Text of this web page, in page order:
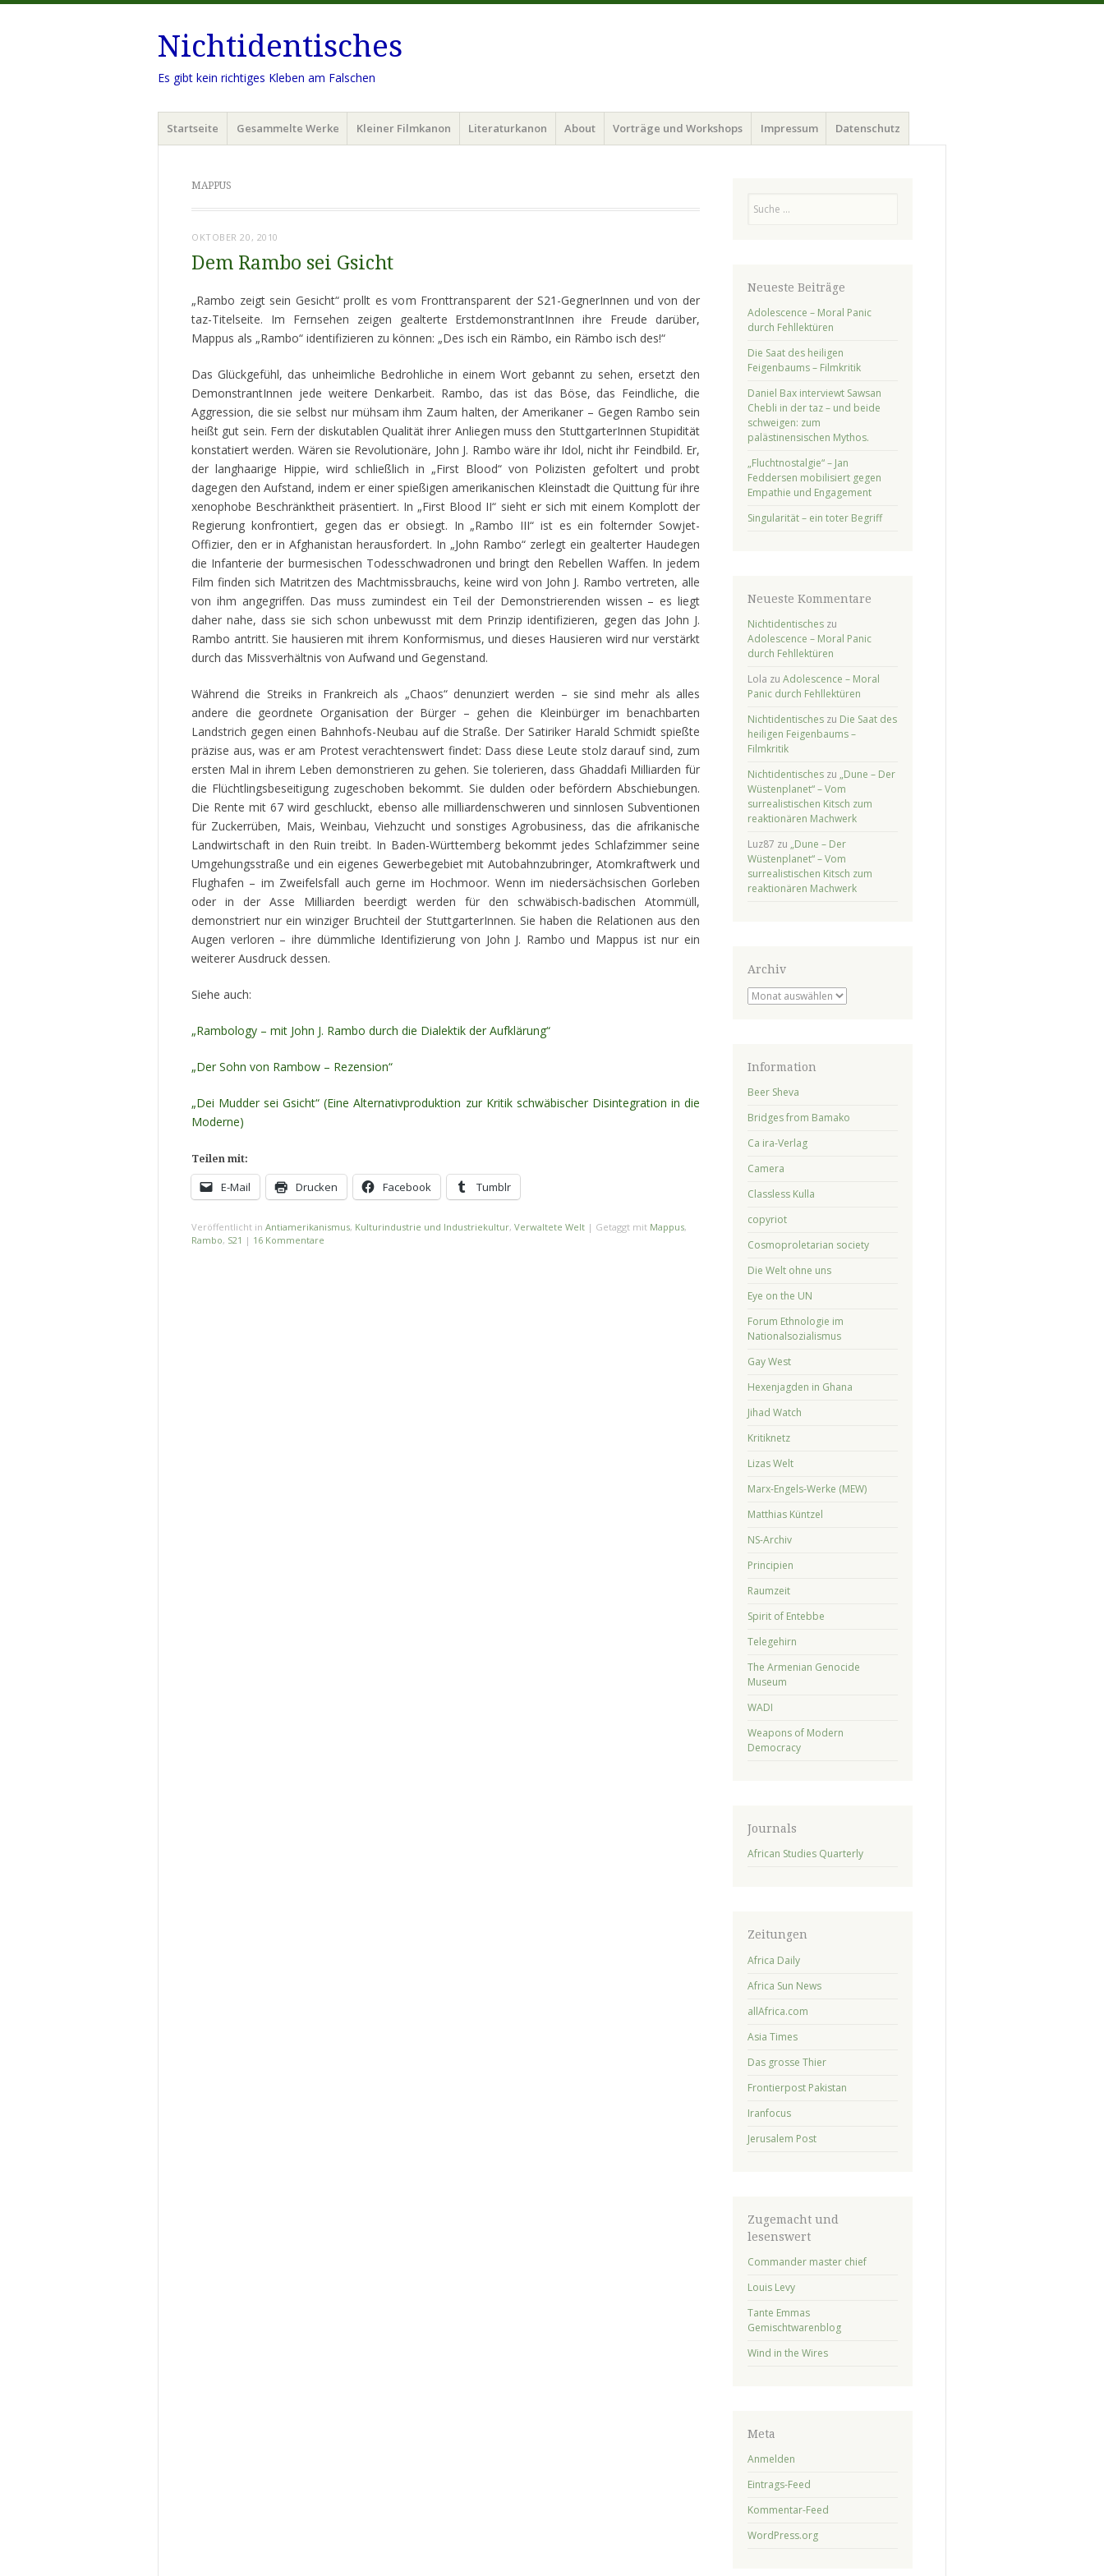
Nichtidentisches
Es gibt kein richtiges Kleben am Falschen
Menü
Zum
Inhalt
Startseite Gesammelte Werke Kleiner Filmkanon Literaturkanon About Vorträge und Workshops Impressum Datenschutz
MAPPUS
OKTOBER 20, 2010
Dem Rambo sei Gsicht
„Rambo zeigt sein Gesicht“ prollt es vom Fronttransparent der S21-GegnerInnen und von der
taz-Titelseite. Im Fernsehen zeigen gealterte ErstdemonstrantInnen ihre Freude darüber,
Mappus als „Rambo“ identifizieren zu können: „Des isch ein Rämbo, ein Rämbo isch des!“
Das Glückgefühl, das unheimliche Bedrohliche in einem Wort gebannt zu sehen, ersetzt den
DemonstrantInnen jede weitere Denkarbeit. Rambo, das ist das Böse, das Feindliche, die
Aggression, die sie selbst nur mühsam ihm Zaum halten, der Amerikaner – Gegen Rambo sein
heißt gut sein. Fern der diskutablen Qualität ihrer Anliegen muss den StuttgarterInnen Stupidität
konstatiert werden. Wären sie Revolutionäre, John J. Rambo wäre ihr Idol, nicht ihr Feindbild. Er,
der langhaarige Hippie, wird schließlich in „First Blood“ von Polizisten gefoltert und probt
dagegen den Aufstand, indem er einer spießigen amerikanischen Kleinstadt die Quittung für ihre
xenophobe Beschränktheit präsentiert. In „First Blood II“ sieht er sich mit einem Komplott der
Regierung konfrontiert, gegen das er obsiegt. In „Rambo III“ ist es ein folternder Sowjet-
Offizier, den er in Afghanistan herausfordert. In „John Rambo“ zerlegt ein gealterter Haudegen
die Infanterie der burmesischen Todesschwadronen und bringt den Rebellen Waffen. In jedem
Film finden sich Matritzen des Machtmissbrauchs, keine wird von John J. Rambo vertreten, alle
von ihm angegriffen. Das muss zumindest ein Teil der Demonstrierenden wissen – es liegt
daher nahe, dass sie sich schon unbewusst mit dem Prinzip identifizieren, gegen das John J.
Rambo antritt. Sie hausieren mit ihrem Konformismus, und dieses Hausieren wird nur verstärkt
durch das Missverhältnis von Aufwand und Gegenstand.
Während die Streiks in Frankreich als „Chaos“ denunziert werden – sie sind mehr als alles
andere die geordnete Organisation der Bürger – gehen die Kleinbürger im benachbarten
Landstrich gegen einen Bahnhofs-Neubau auf die Straße. Der Satiriker Harald Schmidt spießte
präzise aus, was er am Protest verachtenswert findet: Dass diese Leute stolz darauf sind, zum
ersten Mal in ihrem Leben demonstrieren zu gehen. Sie tolerieren, dass Ghaddafi Milliarden für
die Flüchtlingsbeseitigung zugeschoben bekommt. Sie dulden oder befördern Abschiebungen.
Die Rente mit 67 wird geschluckt, ebenso alle milliardenschweren und sinnlosen Subventionen
für Zuckerrüben, Mais, Weinbau, Viehzucht und sonstiges Agrobusiness, das die afrikanische
Landwirtschaft in den Ruin treibt. In Baden-Württemberg bekommt jedes Schlafzimmer seine
Umgehungsstraße und ein eigenes Gewerbegebiet mit Autobahnzubringer, Atomkraftwerk und
Flughafen – im Zweifelsfall auch gerne im Hochmoor. Wenn im niedersächsischen Gorleben
oder in der Asse Milliarden beerdigt werden für den schwäbisch-badischen Atommüll,
demonstriert nur ein winziger Bruchteil der StuttgarterInnen. Sie haben die Relationen aus den
Augen verloren – ihre dümmliche Identifizierung von John J. Rambo und Mappus ist nur ein
weiterer Ausdruck dessen.
Siehe auch:
„Rambology – mit John J. Rambo durch die Dialektik der Aufklärung“
„Der Sohn von Rambow – Rezension“
„Dei Mudder sei Gsicht“ (Eine Alternativproduktion zur Kritik schwäbischer Disintegration in die
Moderne)
Teilen mit:
E-Mail Drucken Facebook Tumblr
Veröffentlicht in Antiamerikanismus, Kulturindustrie und Industriekultur, Verwaltete Welt | Getaggt mit Mappus,
Rambo, S21 | 16 Kommentare
Neueste Beiträge
Adolescence – Moral Panic
durch Fehllektüren
Die Saat des heiligen
Feigenbaums – Filmkritik
Daniel Bax interviewt Sawsan
Chebli in der taz – und beide
schweigen: zum
palästinensischen Mythos.
„Fluchtnostalgie“ – Jan
Feddersen mobilisiert gegen
Empathie und Engagement
Singularität – ein toter Begriff
Neueste Kommentare
Nichtidentischeszu
Adolescence – Moral Panic
durch Fehllektüren
Lola zu Adolescence – Moral
Panic durch Fehllektüren
Nichtidentischeszu Die Saat des
heiligen Feigenbaums –
Filmkritik
Nichtidentischeszu „Dune – Der
Wüstenplanet“ – Vom
surrealistischen Kitsch zum
reaktionären Machwerk
Luz87 zu „Dune – Der
Wüstenplanet“ – Vom
surrealistischen Kitsch zum
reaktionären Machwerk
Archiv
Archiv
Information
Beer Sheva
Bridges from Bamako
Ca ira-Verlag
Camera
Classless Kulla
copyriot
Cosmoproletarian society
Die Welt ohne uns
Eye on the UN
Forum Ethnologie im
Nationalsozialismus
Gay West
Hexenjagden in Ghana
Jihad Watch
Kritiknetz
Lizas Welt
Marx-Engels-Werke (MEW)
Matthias Küntzel
NS-Archiv
Principien
Raumzeit
Spirit of Entebbe
Telegehirn
The Armenian Genocide
Museum
WADI
Weapons of Modern
Democracy
Journals
African Studies Quarterly
Zeitungen
Africa Daily
Africa Sun News
allAfrica.com
Asia Times
Das grosse Thier
Frontierpost Pakistan
Iranfocus
Jerusalem Post
Zugemacht und
lesenswert
Commander master chief
Louis Levy
Tante Emmas
Gemischtwarenblog
Wind in the Wires
Meta
Anmelden
Eintrags-Feed
Kommentar-Feed
WordPress.org